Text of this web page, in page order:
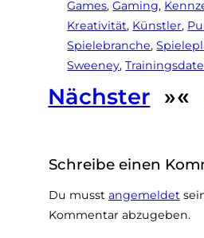
Games, Gaming,
Kreativität, Künstler,
Spielebranche,
Sweeney,
Nächster »«
Schreibe einen
Du musst angemeldet
Kommentar abzugeben.